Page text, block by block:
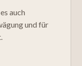
auch
und für